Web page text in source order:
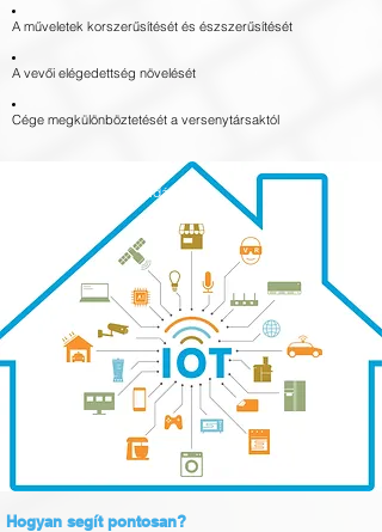
A műveletek korszerűsítését és észszerűsítését
A vevői elégedettség növelését
Cége megkülönböztetését a versenytársaktól
Egyedi megoldások
Hogyan segít pontosan?